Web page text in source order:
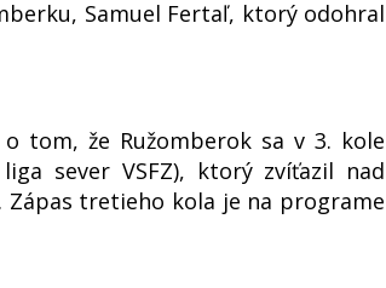
Samuel Fertaľ, ktorý odohral
tom, že Ružomberok sa v 3. kole
sever VSFZ), ktorý zvíťazil nad
Zápas tretieho kola je na programe